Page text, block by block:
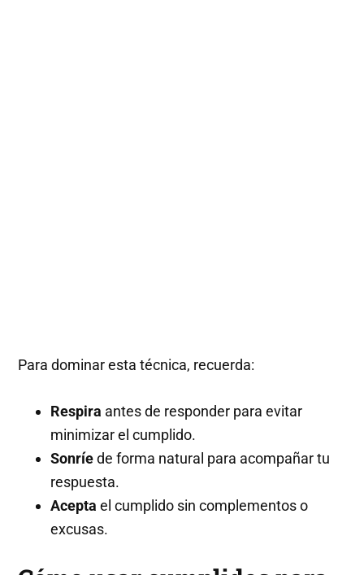
Para dominar esta técnica, recuerda:
Respira antes de responder para evitar
minimizar el cumplido.
Sonríede forma natural para acompañar tu
respuesta.
Acepta el cumplido sin complementos o
excusas.